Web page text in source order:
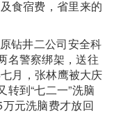
食宿费，省里来的
钻井二公司安全科
名警察绑架，送往
月，张林鹰被大庆
到“七二一”洗脑
元洗脑费才放回